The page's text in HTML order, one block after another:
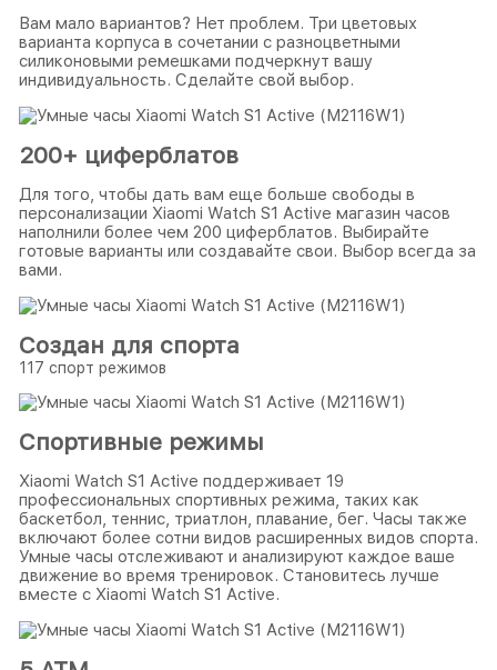
Вам мало вариантов? Нет проблем. Три цветовых
варианта корпуса в сочетании с разноцветными
силиконовыми ремешками подчеркнут вашу
индивидуальность. Сделайте свой выбор.
200+ циферблатов
Для того, чтобы дать вам еще больше свободы в
персонализации Xiaomi Watch S1 Active магазин часов
наполнили более чем 200 циферблатов. Выбирайте
готовые варианты или создавайте свои. Выбор всегда за
вами.
Создан для спорта
117 спорт режимов
Спортивные режимы
Xiaomi Watch S1 Active поддерживает 19
профессиональных спортивных режима, таких как
баскетбол, теннис, триатлон, плавание, бег. Часы также
включают более сотни видов расширенных видов спорта.
Умные часы отслеживают и анализируют каждое ваше
движение во время тренировок. Становитесь лучше
вместе с Xiaomi Watch S1 Active.